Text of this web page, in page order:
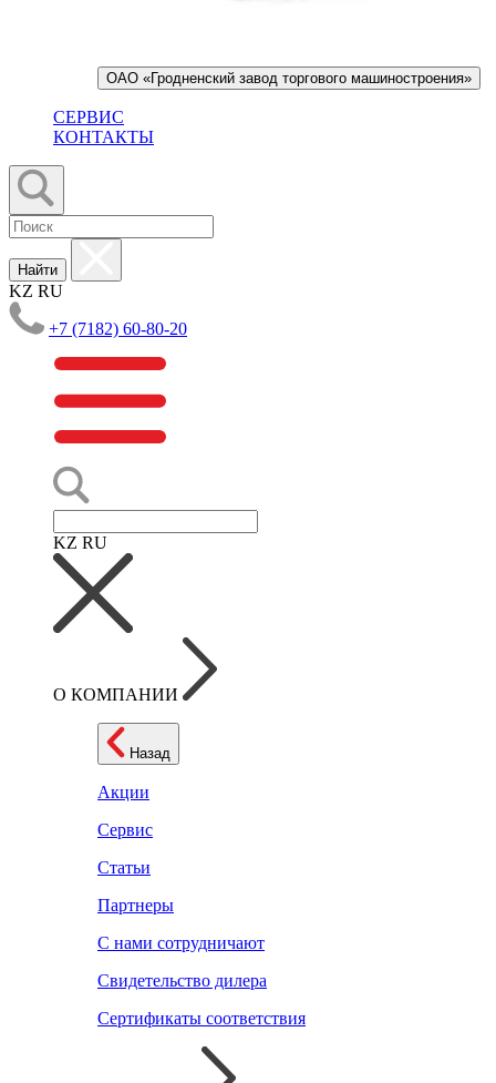
ОАО «Гродненский завод торгового машиностроения»
СЕРВИС
КОНТАКТЫ
Найти
KZ RU
+7 (7182) 60-80-20
KZ RU
О КОМПАНИИ
Назад
Акции
Сервис
Статьи
Партнеры
С нами сотрудничают
Свидетельство дилера
Сертификаты соответствия